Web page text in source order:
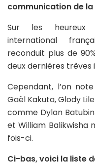
communication de la
Sur les heureux
international
reconduit plus de
deux dernières trêves
Cependant, l’on
Gaël Kakuta, Glody
comme Dylan
et William Balikwisha
fois-ci.
Ci-bas, voici la liste